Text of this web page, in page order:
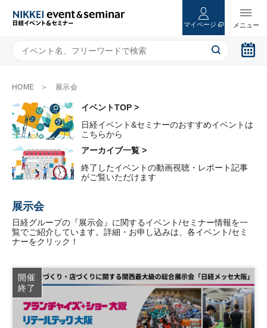
マイページ
HOME 展示会
イベントTOP >
日経イベント&セミナーのおすすめイベントは
こちらから
アーカイブ一覧 >
終了したイベントの動画視聴・レポート記事
がご覧いただけます
展示会
日経グループの『展示会』に関するイベント/セミナー情報を一
覧でご紹介しています。詳細・お申し込みは、各イベント/セミ
ナーをクリック！
開催
終了